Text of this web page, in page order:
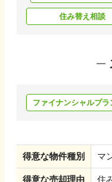
住み替え相談
ファイナンシャルプラ
得意な物件種別 マ
得意な売却理由
住